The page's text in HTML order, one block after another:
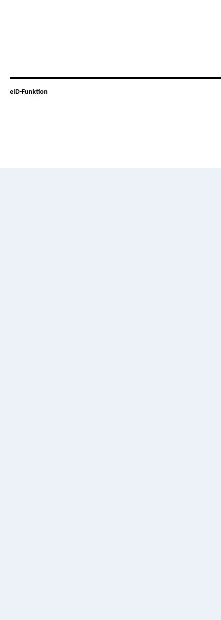
eID-Funktion